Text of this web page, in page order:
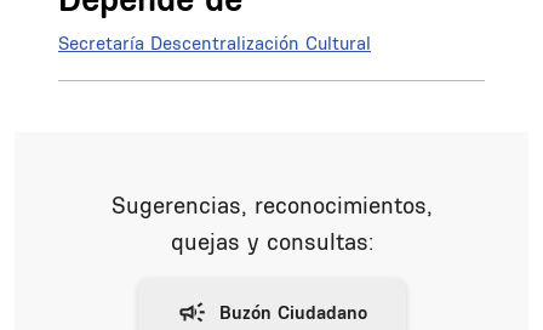
Secretaría Descentralización Cultural
Sugerencias, reconocimientos,
quejas y consultas: